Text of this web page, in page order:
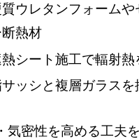
ウレタンフォームや
熱材
シート施工で輻射熱
ッシと複層ガラスを
気密性を高める工夫